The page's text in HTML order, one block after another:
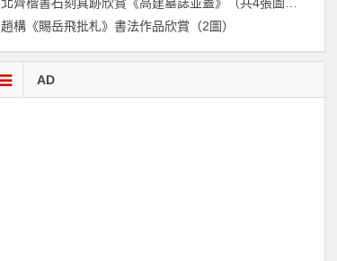
趙構《賜岳飛批札》書法作品欣賞（2圖）
AD